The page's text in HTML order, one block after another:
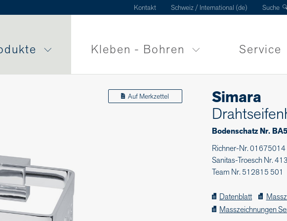
Kontakt Schweiz / International (de) Suche
Kleben - Bohren Service
Auf Merkzettel
Simara
Bodenschatz Nr.
Richner-Nr. 01675014
Sanitas-Troesch Nr.
Team Nr. 512815 501
Datenblatt
Masszeichnungen